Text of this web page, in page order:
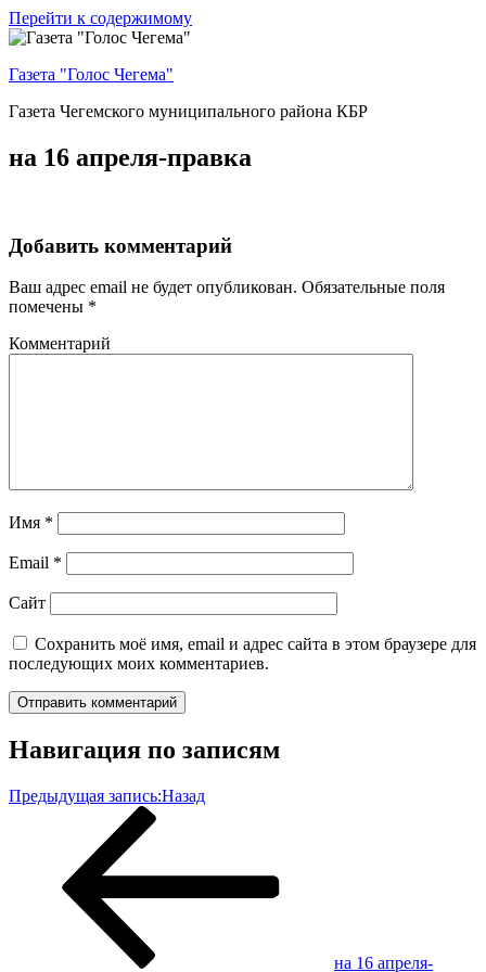
Перейти к содержимому
Газета "Голос Чегема"
Газета Чегемского муниципального района КБР
на 16 апреля-правка
Добавить комментарий
Ваш адрес email не будет опубликован. Обязательные поля
помечены *
Комментарий
Имя *
Email *
Сайт
Сохранить моё имя, email и адрес сайта в этом браузере для
последующих моих комментариев.
Навигация по записям
Предыдущая запись:Назад
на 16 апреля-